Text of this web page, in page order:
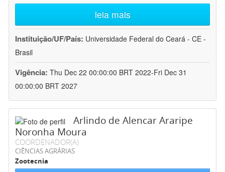
leia mais
Instituição/UF/País: Universidade Federal do Ceará - CE -
Brasil
Vigência: Thu Dec 22 00:00:00 BRT 2022-Fri Dec 31
00:00:00 BRT 2027
Arlindo de Alencar Araripe
Noronha Moura
COORDENADOR(A)
CIÊNCIAS AGRÁRIAS
Zootecnia